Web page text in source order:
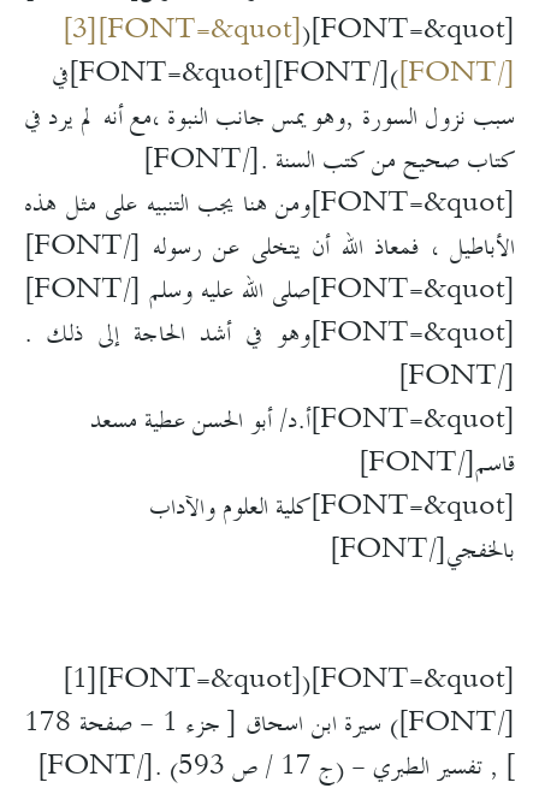
[FONT=&quot](
[FONT=&quot][3]
[/FONT]
)[/FONT]
[FONT=&quot]في
سبب نزول السورة ,وهو يمس جانب النبوة ،مع أنه لم يرد في
كتاب صحيح من كتب السنة .[/FONT]
[FONT=&quot]ومن هنا يجب التنبيه على مثل هذه
الأباطيل ، فمعاذ الله أن يتخلى عن رسوله [/FONT]
[FONT=&quot]صلى الله عليه وسلم [/FONT]
[FONT=&quot]وهو في أشد الحاجة إلى ذلك .
[/FONT]
[FONT=&quot]أ.د/ أبو الحسن عطية مسعد
قاسم[/FONT]
[FONT=&quot]كلية العلوم والآداب
بالخفجي[/FONT]
[FONT=&quot](
[FONT=&quot][1]
[/FONT]
) سيرة ابن اسحاق [ جزء 1 - صفحة 178
] , تفسير الطبري - (ج 17 / ص 593) .[/FONT]